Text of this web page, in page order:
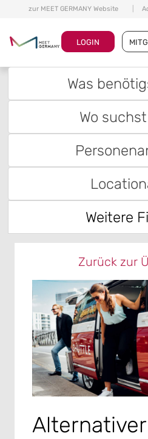
zur MEET GERMANY Website
LOGIN
Was
Wo
Weitere
Zurück zur